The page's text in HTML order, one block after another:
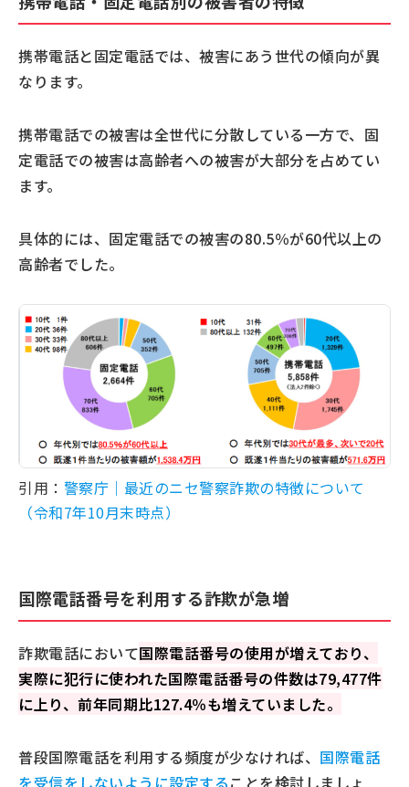
携帯電話と固定電話では、被害にあう世代の傾向が異
なります。
携帯電話での被害は全世代に分散している一方で、固
定電話での被害は高齢者への被害が大部分を占めてい
ます。
具体的には、固定電話での被害の80.5％が60代以上の
高齢者でした。
引用： 警察庁｜最近のニセ警察詐欺の特徴について
（令和7年10月末時点）
国際電話番号を利用する詐欺が急増
詐欺電話において国際電話番号の使用が増えており、
実際に犯行に使われた国際電話番号の件数は79,477件
に上り、前年同期比127.4％も増えていました。
普段国際電話を利用する頻度が少なければ、 国際電話
を受信をしないように設定することを検討しましょ